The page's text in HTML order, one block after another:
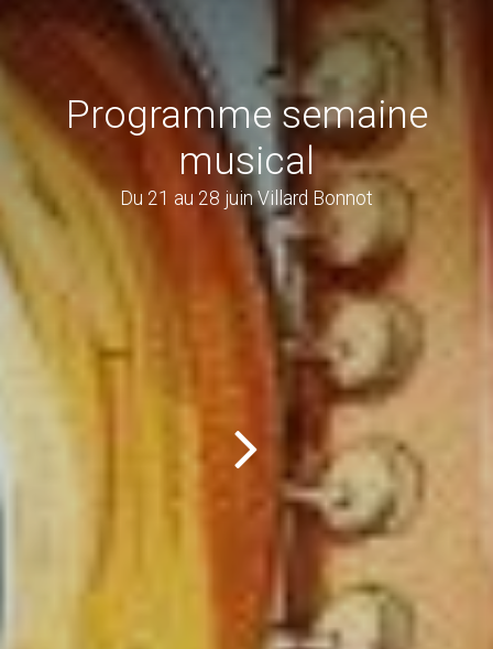
Programme semaine
musical
Du 21 au 28 juin Villard Bonnot